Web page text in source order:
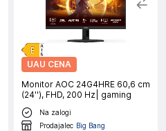
UAU CENA
Monitor AOC 24G4HRE 60,6 cm
(24''), FHD, 200 Hz| gaming
Na zalogi
Prodajalec Big Bang